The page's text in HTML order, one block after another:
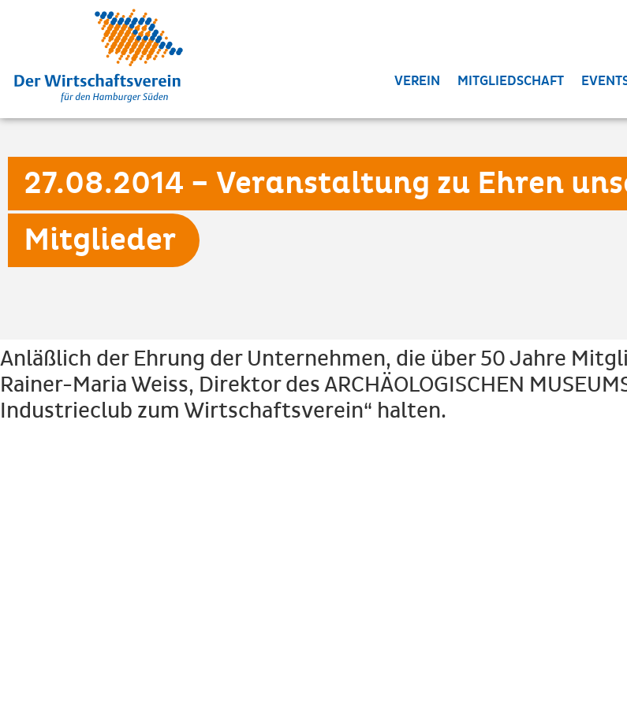
VEREIN MITGLIEDSCHAFT
27.08.2014 – Veranstaltung zu Ehren
Mitglieder
Anläßlich der Ehrung der Unternehmen, die über 50 Jahre
Rainer-Maria Weiss, Direktor des ARCHÄOLOGISCHEN
Industrieclub zum Wirtschaftsverein“ halten.